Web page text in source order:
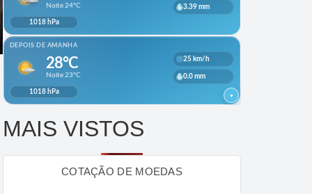
MAIS VISTOS
COTAÇÃO DE MOEDAS